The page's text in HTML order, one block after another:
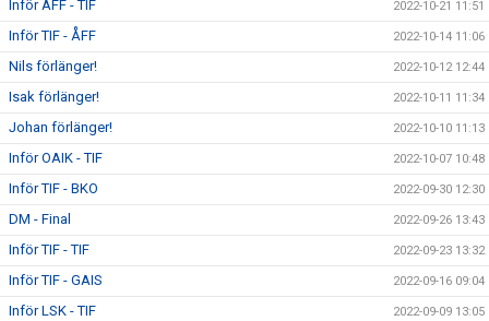
Inför ÄFF - TIF 2022-10-21 11:51
Inför TIF - ÅFF 2022-10-14 11:06
Nils förlänger! 2022-10-12 12:44
Isak förlänger! 2022-10-11 11:34
Johan förlänger! 2022-10-10 11:13
Inför OAIK - TIF 2022-10-07 10:48
Inför TIF - BKO 2022-09-30 12:30
DM - Final 2022-09-26 13:43
Inför TIF - TIF 2022-09-23 13:32
Inför TIF - GAIS 2022-09-16 09:04
Inför LSK - TIF 2022-09-09 13:05